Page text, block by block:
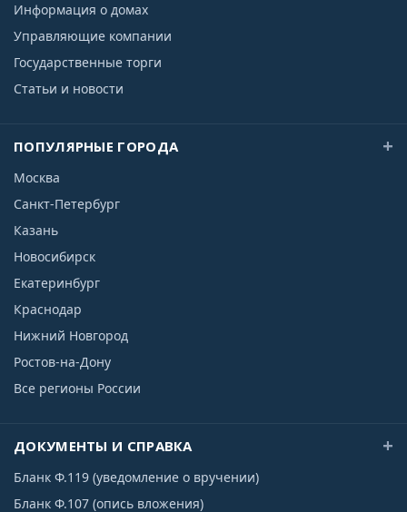
Информация о домах
Управляющие компании
Государственные торги
Статьи и новости
ПОПУЛЯРНЫЕ ГОРОДА
Москва
Санкт-Петербург
Казань
Новосибирск
Екатеринбург
Краснодар
Нижний Новгород
Ростов-на-Дону
Все регионы России
ДОКУМЕНТЫ И СПРАВКА
Бланк Ф.119 (уведомление о вручении)
Бланк Ф.107 (опись вложения)